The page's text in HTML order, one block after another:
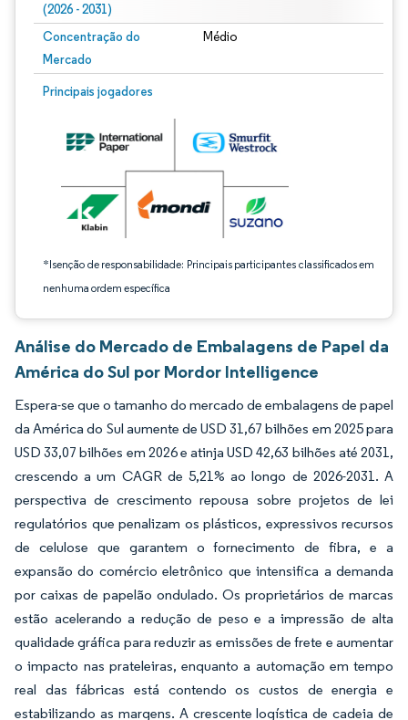
(2026 - 2031)
Concentração do
Mercado
Médio
Principais jogadores
*Isenção de responsabilidade: Principais participantes classificados em
nenhuma ordem específica
Imagem © Mordor Intelligence. O reuso requer atribuição conforme CC BY 4.0.
Análise do Mercado de Embalagens de Papel da
América do Sul por Mordor Intelligence
Espera-se que o tamanho do mercado de embalagens de papel
da América do Sul aumente de USD 31,67 bilhões em 2025 para
USD 33,07 bilhões em 2026 e atinja USD 42,63 bilhões até 2031,
crescendo a um CAGR de 5,21% ao longo de 2026-2031. A
perspectiva de crescimento repousa sobre projetos de lei
regulatórios que penalizam os plásticos, expressivos recursos
de celulose que garantem o fornecimento de fibra, e a
expansão do comércio eletrônico que intensifica a demanda
por caixas de papelão ondulado. Os proprietários de marcas
estão acelerando a redução de peso e a impressão de alta
qualidade gráfica para reduzir as emissões de frete e aumentar
o impacto nas prateleiras, enquanto a automação em tempo
real das fábricas está contendo os custos de energia e
estabilizando as margens. A crescente logística de cadeia de